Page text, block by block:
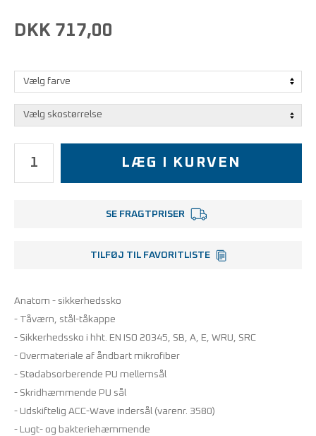
DKK 717,00
LÆG I KURVEN
SE FRAGTPRISER
TILFØJ TIL FAVORITLISTE
Anatom - sikkerhedssko
- Tåværn, stål-tåkappe
- Sikkerhedssko i hht. EN ISO 20345, SB, A, E, WRU, SRC
- Overmateriale af åndbart mikrofiber
- Stødabsorberende PU mellemsål
- Skridhæmmende PU sål
- Udskiftelig ACC-Wave indersål (varenr. 3580)
- Lugt- og bakteriehæmmende